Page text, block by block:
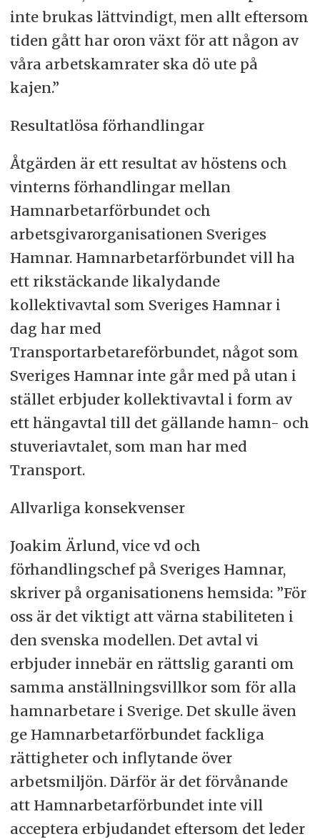
inte brukas lättvindigt, men allt eftersom
tiden gått har oron växt för att någon av
våra arbetskamrater ska dö ute på
kajen.”
Resultatlösa förhandlingar
Åtgärden är ett resultat av höstens och
vinterns förhandlingar mellan
Hamnarbetarförbundet och
arbetsgivarorganisationen Sveriges
Hamnar. Hamnarbetarförbundet vill ha
ett rikstäckande likalydande
kollektivavtal som Sveriges Hamnar i
dag har med
Transportarbetareförbundet, något som
Sveriges Hamnar inte går med på utan i
stället erbjuder kollektivavtal i form av
ett hängavtal till det gällande hamn- och
stuveriavtalet, som man har med
Transport.
Allvarliga konsekvenser
Joakim Ärlund, vice vd och
förhandlingschef på Sveriges Hamnar,
skriver på organisationens hemsida: ”För
oss är det viktigt att värna stabiliteten i
den svenska modellen. Det avtal vi
erbjuder innebär en rättslig garanti om
samma anställningsvillkor som för alla
hamnarbetare i Sverige. Det skulle även
ge Hamnarbetarförbundet fackliga
rättigheter och inflytande över
arbetsmiljön. Därför är det förvånande
att Hamnarbetarförbundet inte vill
acceptera erbjudandet eftersom det leder